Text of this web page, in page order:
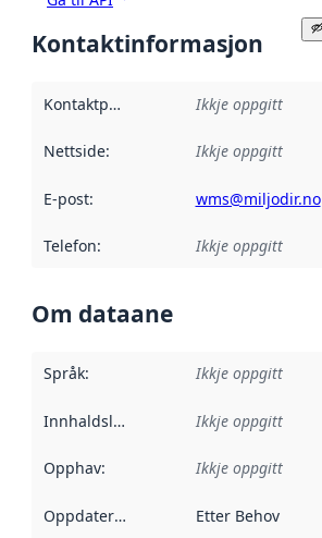
Kontaktinformasjon
Kontaktpunkt Ikkje oppgitt
Nettside: Ikkje oppgitt
E-post: wms@miljodir.no
Telefon: Ikkje oppgitt
Om dataane
Språk: Ikkje oppgitt
Innhaldsleverandørar :
Ikkje oppgitt
Opphav: Ikkje oppgitt
Oppdateringsfrekvens :
Etter Behov